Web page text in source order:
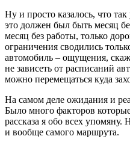
Ну и просто казалось, что так
это должен был быть месяц
месяц без работы, только
ограничения сводились
автомобиль – ощущения,
не зависеть от расписаний
можно перемещаться куда
На самом деле ожидания и
Было много факторов
рассказа я обо всех упомяну.
и вообще самого маршрута.